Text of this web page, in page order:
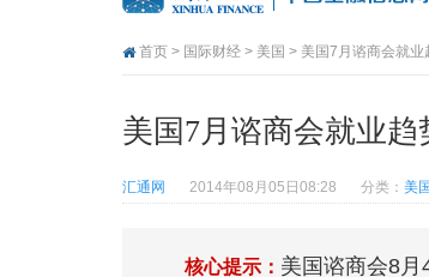
首页 > 国际财经 > 美国 > 美国7月谘商会就
美国7月谘商会就业
汇通网 2014年08月05日08:28 分类： 美国
核心提示： 美国谘商会8月